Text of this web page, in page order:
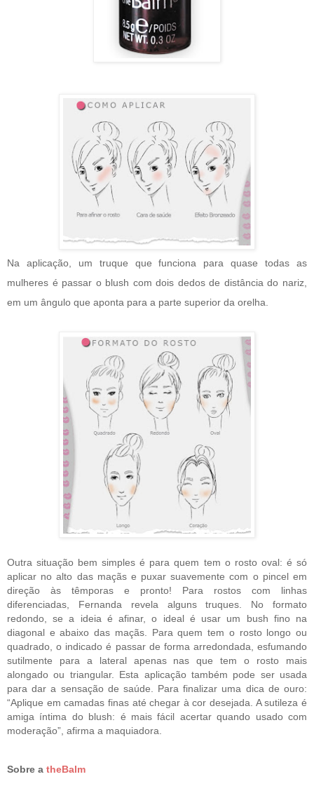
Na aplicação, um truque que funciona para quase todas as
mulheres é passar o blush com dois dedos de distância do nariz,
em um ângulo que aponta para a parte superior da orelha.
Outra situação bem simples é para quem tem o rosto oval: é só
aplicar no alto das maçãs e puxar suavemente com o pincel em
direção às têmporas e pronto! Para rostos com linhas
diferenciadas, Fernanda revela alguns truques. No formato
redondo, se a ideia é afinar, o ideal é usar um bush fino na
diagonal e abaixo das maçãs. Para quem tem o rosto longo ou
quadrado, o indicado é passar de forma arredondada, esfumando
sutilmente para a lateral apenas nas que tem o rosto mais
alongado ou triangular. Esta aplicação também pode ser usada
para dar a sensação de saúde. Para finalizar uma dica de ouro:
“Aplique em camadas finas até chegar à cor desejada. A sutileza é
amiga íntima do blush: é mais fácil acertar quando usado com
moderação”, afirma a maquiadora.
Sobre a theBalm